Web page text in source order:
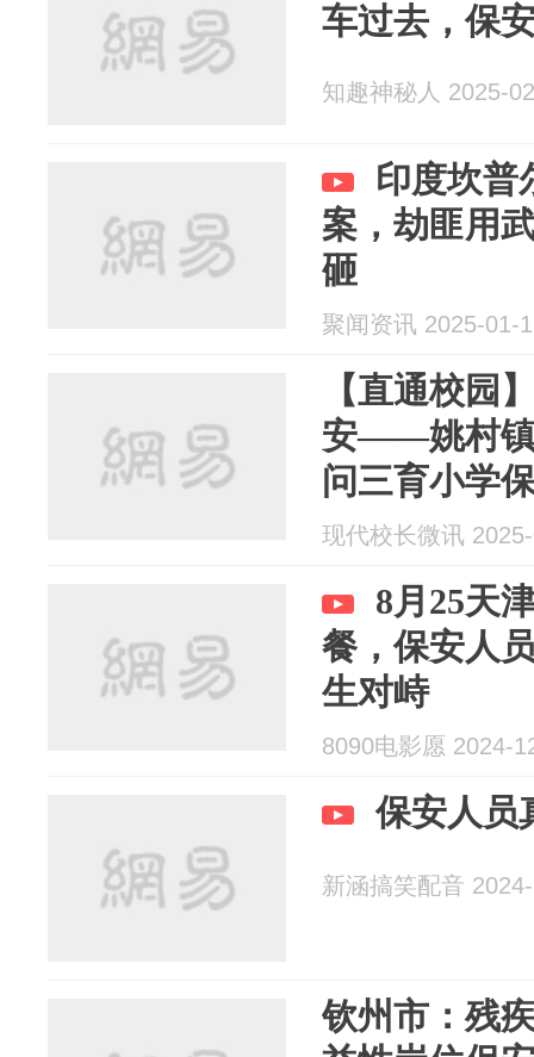
车过去，保
知趣神秘人 2025-
印度坎普
案，劫匪用
砸
聚闻资讯 2025-01-
【直通校园
安——姚村镇
问三育小学
现代校长微讯
8月25天
餐，保安人
生对峙
8090电影愿 2024-
保安人员
新涵搞笑配音
钦州市：残